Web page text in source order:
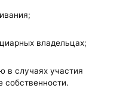
владельцах;
в случаях участия
собственности.